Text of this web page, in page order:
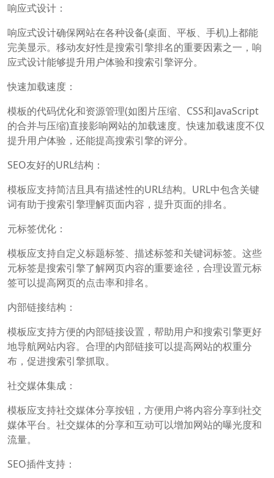
响应式设计：
响应式设计确保网站在各种设备(桌面、平板、手机)上都能
完美显示。移动友好性是搜索引擎排名的重要因素之一，响
应式设计能够提升用户体验和搜索引擎评分。
快速加载速度：
模板的代码优化和资源管理(如图片压缩、CSS和JavaScript
的合并与压缩)直接影响网站的加载速度。快速加载速度不仅
提升用户体验，还能提高搜索引擎的评分。
SEO友好的URL结构：
模板应支持简洁且具有描述性的URL结构。URL中包含关键
词有助于搜索引擎理解页面内容，提升页面的排名。
元标签优化：
模板应支持自定义标题标签、描述标签和关键词标签。这些
元标签是搜索引擎了解网页内容的重要途径，合理设置元标
签可以提高网页的点击率和排名。
内部链接结构：
模板应支持方便的内部链接设置，帮助用户和搜索引擎更好
地导航网站内容。合理的内部链接可以提高网站的权重分
布，促进搜索引擎抓取。
社交媒体集成：
模板应支持社交媒体分享按钮，方便用户将内容分享到社交
媒体平台。社交媒体的分享和互动可以增加网站的曝光度和
流量。
SEO插件支持：